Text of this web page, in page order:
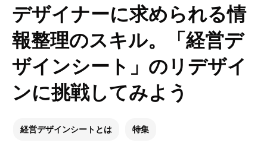
デザイナーに求められる情
報整理のスキル。「経営デ
ザインシート」のリデザイ
ンに挑戦してみよう
経営デザインシートとは 特集